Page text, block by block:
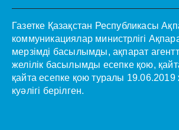
Газетке Қазақстан Республикасы
коммуникациялар министрлігі
мерзімді басылымды, ақпарат
желілік басылымды есепке қою,
қайта есепке қою туралы
куәлігі берілген.